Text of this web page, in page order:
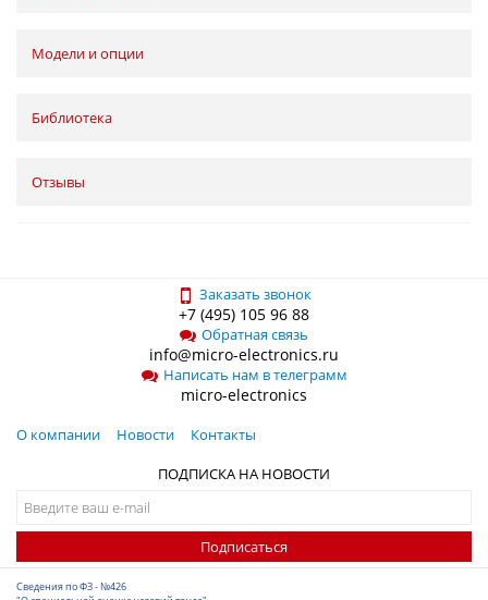
Модели и опции
Библиотека
Отзывы
Заказать звонок
+7 (495) 105 96 88
Обратная связь
info@micro-electronics.ru
Написать нам в телеграмм
micro-electronics
О компании Новости
Контакты
ПОДПИСКА НА НОВОСТИ
Подписаться
Сведения по ФЗ - №426